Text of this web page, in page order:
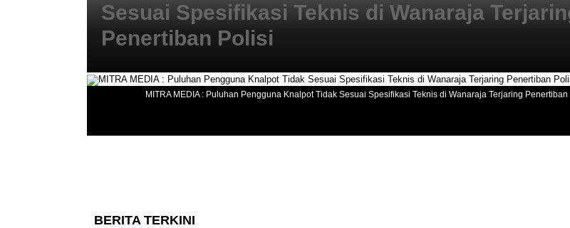
Sesuai Spesifikasi Teknis di Wanaraja
Penertiban Polisi
MITRA MEDIA : Puluhan Pengguna Knalpot Tidak Sesuai Spesifikasi Teknis di Wanaraja Terjaring Penertiban
BERITA TERKINI